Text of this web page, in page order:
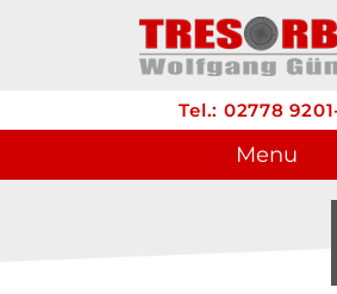
Tel.: 02778
Menu